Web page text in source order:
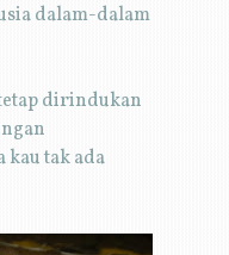
dalam-dalam
dirindukan
kau tak ada